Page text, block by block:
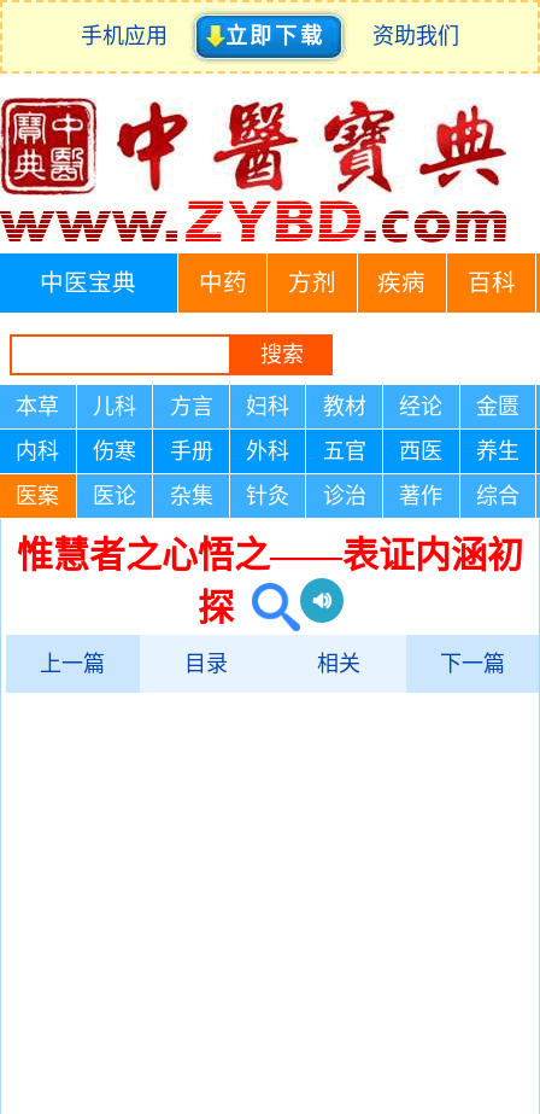
手机应用 立即下载 资助我们
中医宝典 中药 方剂 疾病 百科
本草 儿科 方言 妇科 教材 经论
金匮
内科
伤寒 手册 外科 五官 西医
养生
医案
医论 杂集 针灸 诊治 著作 综合
惟慧者之心悟之——表证内涵初
探
上一篇 目录 相关 下一篇